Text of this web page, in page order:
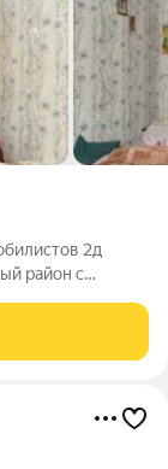
2д
район с
центры